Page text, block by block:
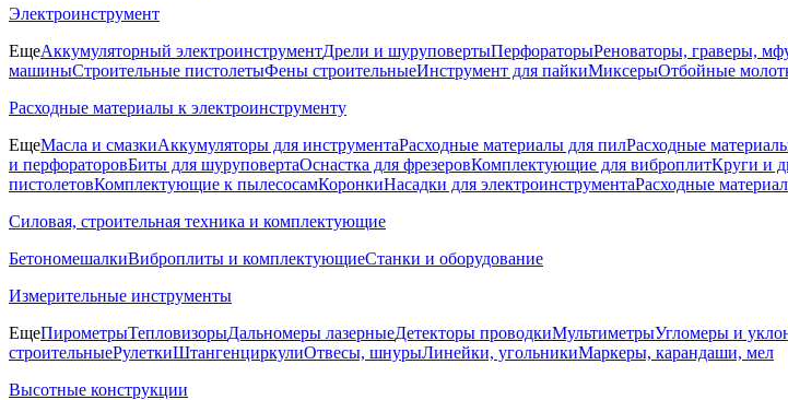
Электроинструмент
ЕщеАккумуляторный электроинструментДрели и шуруповертыПерфораторыРеноваторы, граверы,
машиныСтроительные пистолетыФены строительныеИнструмент для пайкиМиксерыОтбойные
Расходные материалы к электроинструменту
ЕщеМасла и смазкиАккумуляторы для инструментаРасходные материалы для пилРасходные
и перфораторовБиты для шуруповертаОснастка для фрезеровКомплектующие для виброплитКруги и
пистолетовКомплектующие к пылесосамКоронкиНасадки для электроинструментаРасходные
Силовая, строительная техника и комплектующие
БетономешалкиВиброплиты и комплектующиеСтанки и оборудование
Измерительные инструменты
ЕщеПирометрыТепловизорыДальномеры лазерныеДетекторы проводкиМультиметрыУгломеры и
строительныеРулеткиШтангенциркулиОтвесы, шнурыЛинейки, угольникиМаркеры, карандаши, мел
Высотные конструкции